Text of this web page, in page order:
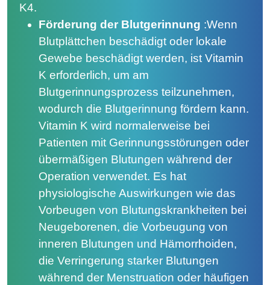
K4.
Förderung der Blutgerinnung :Wenn
Blutplättchen beschädigt oder lokale
Gewebe beschädigt werden, ist Vitamin
K erforderlich, um am
Blutgerinnungsprozess teilzunehmen,
wodurch die Blutgerinnung fördern kann.
Vitamin K wird normalerweise bei
Patienten mit Gerinnungsstörungen oder
übermäßigen Blutungen während der
Operation verwendet. Es hat
physiologische Auswirkungen wie das
Vorbeugen von Blutungskrankheiten bei
Neugeborenen, die Vorbeugung von
inneren Blutungen und Hämorrhoiden,
die Verringerung starker Blutungen
während der Menstruation oder häufigen